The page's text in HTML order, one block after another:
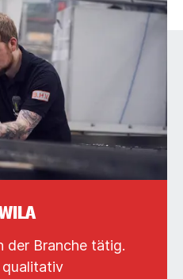
der Branche tätig.
qualitativ